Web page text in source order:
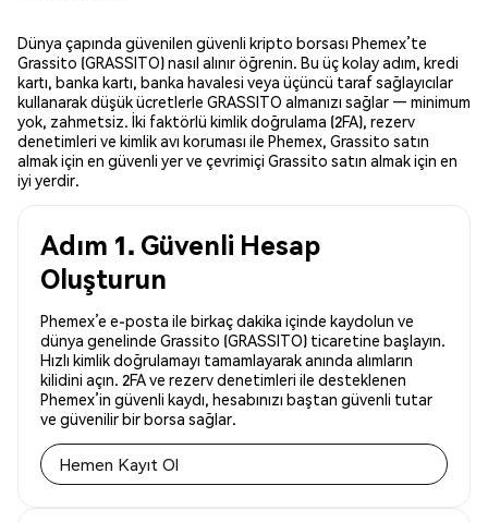
Dünya çapında güvenilen güvenli kripto borsası Phemex’te
Grassito (GRASSITO) nasıl alınır öğrenin. Bu üç kolay adım, kredi
kartı, banka kartı, banka havalesi veya üçüncü taraf sağlayıcılar
kullanarak düşük ücretlerle GRASSITO almanızı sağlar — minimum
yok, zahmetsiz. İki faktörlü kimlik doğrulama (2FA), rezerv
denetimleri ve kimlik avı koruması ile Phemex, Grassito satın
almak için en güvenli yer ve çevrimiçi Grassito satın almak için en
iyi yerdir.
Adım 1. Güvenli Hesap
Oluşturun
Phemex’e e-posta ile birkaç dakika içinde kaydolun ve
dünya genelinde Grassito (GRASSITO) ticaretine başlayın.
Hızlı kimlik doğrulamayı tamamlayarak anında alımların
kilidini açın. 2FA ve rezerv denetimleri ile desteklenen
Phemex’in güvenli kaydı, hesabınızı baştan güvenli tutar
ve güvenilir bir borsa sağlar.
Hemen Kayıt Ol